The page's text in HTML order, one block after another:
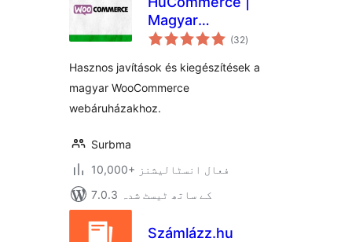
Magyar
kiegészítések
webáruházakhoz
(32مجموعی
درجہ
)
Hasznos javítások és kiegészítések a
magyar WooCommerce
webáruházakhoz.
Surbma
10,000+ فعال انسٹالیشنز
7.0.3 کے ساتھ ٹیسٹ شدہ
Számlázz.hu